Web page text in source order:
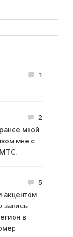
1
2
мной
мне с
МТС.
5
акцентом
запись
в